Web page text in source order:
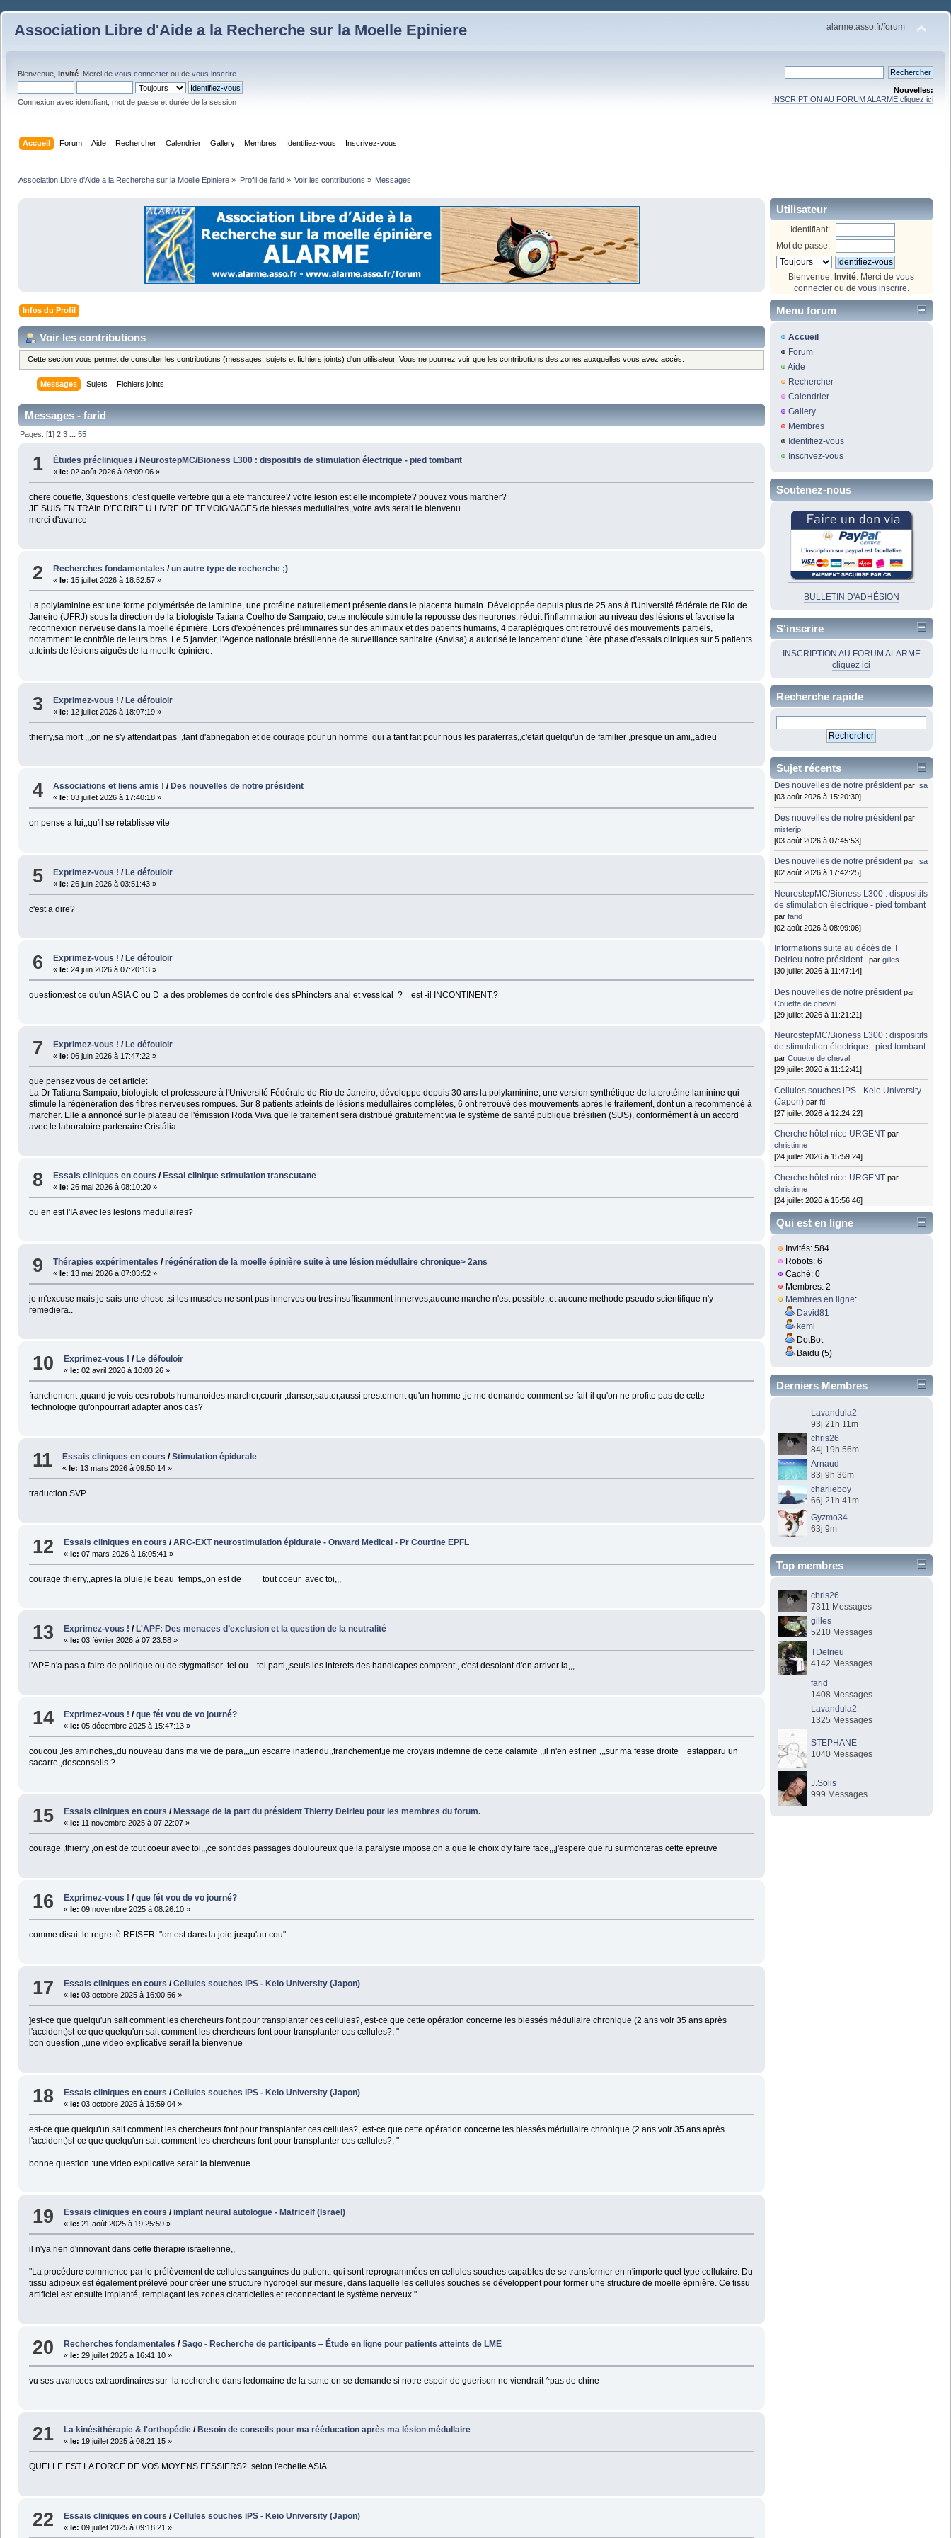
Association Libre d'Aide a la Recherche sur la Moelle Epiniere alarme.asso.fr/forum
Bienvenue, Invité . Merci de vous connecter ou de vous inscrire
Connexion avec identifiant, mot de passe et durée de la session
Nouvelles:
INSCRIPTION AU FORUM ALARME cliquez ici
Accueil Forum Aide Rechercher Calendrier Gallery Membres Identifiez-vous Inscrivez-vous
Association Libre d'Aide a la Recherche sur la Moelle Epiniere » Profil de farid» Voir les contributions » Messages
Infos du Profil
Voir les contributions
Cette section vous permet de consulter les contributions (messages, sujets et fichiers joints) d'un utilisateur. Vous ne pourrez voir que les contributions des zones auxquelles vous avez accès.
Messages Sujets Fichiers joints
Messages - farid
Pages: [1]2 3 ...55
1 Études précliniques/ NeurostepMC/Bioness L300 : dispositifs de stimulation électrique - pied tombant
«le: 02 août 2026 à 08:09:06 »
chere couette, 3questions: c'est quelle vertebre qui a ete francturee? votre lesion est elle incomplete? pouvez vous marcher?
JE SUIS EN TRAIn D'ECRIRE U LIVRE DE TEMOiGNAGES de blesses medullaires,,votre avis serait le bienvenu
merci d'avance
2 Recherches fondamentales /un autre type de recherche ;)
« le: 15 juillet 2026 à 18:52:57 »
La polylaminine est une forme polymérisée de laminine, une protéine naturellement présente dans le placenta humain. Développée depuis plus de 25 ans à l'Université fédérale de Rio de
Janeiro (UFRJ) sous la direction de la biologiste Tatiana Coelho de Sampaio, cette molécule stimule la repousse des neurones, réduit l'inflammation au niveau des lésions et favorise la
reconnexion nerveuse dans la moelle épinière. Lors d'expériences préliminaires sur des animaux et des patients humains, 4 paraplégiques ont retrouvé des mouvements partiels,
notamment le contrôle de leurs bras. Le 5 janvier, l'Agence nationale brésilienne de surveillance sanitaire (Anvisa) a autorisé le lancement d'une 1ère phase d'essais cliniques sur 5 patients
atteints de lésions aiguës de la moelle épinière.
3 Exprimez-vous ! /Le défouloir
«le: 12 juillet 2026 à 18:07:19 »
thierry,sa mort ,,,on ne s'y attendait pas ,tant d'abnegation et de courage pour un homme qui a tant fait pour nous les paraterras,,c'etait quelqu'un de familier ,presque un ami,,adieu
4 Associations et liens amis ! / Des nouvelles de notre président
« le: 03 juillet 2026 à 17:40:18 »
on pense a lui,,qu'il se retablisse vite
5 Exprimez-vous ! /Le défouloir
«le: 26 juin 2026 à 03:51:43 »
c'est a dire?
6 Exprimez-vous ! / Le défouloir
« le: 24 juin 2026 à 07:20:13 »
question:est ce qu'un ASIA C ou D a des problemes de controle des sPhincters anal et vessIcal ? est -il INCONTINENT,?
7 Exprimez-vous ! /Le défouloir
«le: 06 juin 2026 à 17:47:22 »
que pensez vous de cet article:
La Dr Tatiana Sampaio, biologiste et professeure à l'Université Fédérale de Rio de Janeiro, développe depuis 30 ans la polylaminine, une version synthétique de la protéine laminine qui
stimule la régénération des fibres nerveuses rompues. Sur 8 patients atteints de lésions médullaires complètes, 6 ont retrouvé des mouvements après le traitement, dont un a recommencé à
marcher. Elle a annoncé sur le plateau de l'émission Roda Viva que le traitement sera distribué gratuitement via le système de santé publique brésilien (SUS), conformément à un accord
avec le laboratoire partenaire Cristália.
8 Essais cliniques en cours / Essai clinique stimulation transcutane
«le: 26 mai 2026 à 08:10:20 »
ou en est l'IA avec les lesions medullaires?
9 Thérapies expérimentales /régénération de la moelle épinière suite à une lésion médullaire chronique> 2ans
«le: 13 mai 2026 à 07:03:52 »
je m'excuse mais je sais une chose :si les muscles ne sont pas innerves ou tres insuffisamment innerves,aucune marche n'est possible,,et aucune methode pseudo scientifique n'y
remediera..
10 Exprimez-vous ! / Le défouloir
«le: 02 avril 2026 à 10:03:26 »
franchement ,quand je vois ces robots humanoides marcher,courir ,danser,sauter,aussi prestement qu'un homme ,je me demande comment se fait-il qu'on ne profite pas de cette
technologie qu'onpourrait adapter anos cas?
11 Essais cliniques en cours /Stimulation épidurale
«le: 13 mars 2026 à 09:50:14 »
traduction SVP
12 Essais cliniques en cours /ARC-EXT neurostimulation épidurale - Onward Medical - Pr Courtine EPFL
«le: 07 mars 2026 à 16:05:41 »
courage thierry,,apres la pluie,le beau temps,,on est de tout coeur avec toi,,,
13 Exprimez-vous ! /L'APF: Des menaces d’exclusion et la question de la neutralité
«le: 03 février 2026 à 07:23:58 »
l'APF n'a pas a faire de polirique ou de stygmatiser tel ou tel parti,,seuls les interets des handicapes comptent,, c'est desolant d'en arriver la,,,
14 Exprimez-vous ! /que fét vou de vo journé?
«le: 05 décembre 2025 à 15:47:13 »
coucou ,les aminches,,du nouveau dans ma vie de para,,,un escarre inattendu,,franchement,je me croyais indemne de cette calamite ,,il n'en est rien ,,,sur ma fesse droite estapparu un
sacarre,,desconseils ?
15 Essais cliniques en cours / Message de la part du président Thierry Delrieu pour les membres du forum.
« le: 11 novembre 2025 à 07:22:07 »
courage ,thierry ,on est de tout coeur avec toi,,,ce sont des passages douloureux que la paralysie impose,on a que le choix d'y faire face,,,j'espere que ru surmonteras cette epreuve
16 Exprimez-vous ! /que fét vou de vo journé?
«le: 09 novembre 2025 à 08:26:10 »
comme disait le regrettè REISER :"on est dans la joie jusqu'au cou"
17 Essais cliniques en cours /Cellules souches iPS - Keio University (Japon)
« le: 03 octobre 2025 à 16:00:56 »
]est-ce que quelqu'un sait comment les chercheurs font pour transplanter ces cellules?, est-ce que cette opération concerne les blessés médullaire chronique (2 ans voir 35 ans après
l'accident)st-ce que quelqu'un sait comment les chercheurs font pour transplanter ces cellules?, "
bon question ,,une video explicative serait la bienvenue
18 Essais cliniques en cours /Cellules souches iPS - Keio University (Japon)
«le: 03 octobre 2025 à 15:59:04 »
est-ce que quelqu'un sait comment les chercheurs font pour transplanter ces cellules?, est-ce que cette opération concerne les blessés médullaire chronique (2 ans voir 35 ans après
l'accident)st-ce que quelqu'un sait comment les chercheurs font pour transplanter ces cellules?, "
bonne question :une video explicative serait la bienvenue
19 Essais cliniques en cours / implant neural autologue - Matricelf (Israël)
« le: 21 août 2025 à 19:25:59 »
il n'ya rien d'innovant dans cette therapie israelienne,,
"La procédure commence par le prélèvement de cellules sanguines du patient, qui sont reprogrammées en cellules souches capables de se transformer en n'importe quel type cellulaire. Du
tissu adipeux est également prélevé pour créer une structure hydrogel sur mesure, dans laquelle les cellules souches se développent pour former une structure de moelle épinière. Ce tissu
artificiel est ensuite implanté, remplaçant les zones cicatricielles et reconnectant le système nerveux."
20 Recherches fondamentales /Sago - Recherche de participants – Étude en ligne pour patients atteints de LME
«le: 29 juillet 2025 à 16:41:10 »
vu ses avancees extraordinaires sur la recherche dans ledomaine de la sante,on se demande si notre espoir de guerison ne viendrait ^pas de chine
21 La kinésithérapie & l'orthopédie / Besoin de conseils pour ma rééducation après ma lésion médullaire
« le: 19 juillet 2025 à 08:21:15 »
QUELLE EST LA FORCE DE VOS MOYENS FESSIERS? selon l'echelle ASIA
22 Essais cliniques en cours /Cellules souches iPS - Keio University (Japon)
«le: 09 juillet 2025 à 09:18:21 »
Utilisateur
Identifiant:
Mot de passe:
Bienvenue, Invité . Merci de vous
connecterou de vous inscrire
Menu forum
Accueil
Forum
Aide
Rechercher
Calendrier
Gallery
Membres
Identifiez-vous
Inscrivez-vous
Soutenez-nous
BULLETIN D'ADHÉSION
S'inscrire
INSCRIPTION AU FORUM ALARME
cliquez ici
Recherche rapide
Sujet récents
Des nouvelles de notre président par Isa
[03 août 2026 à 15:20:30]
Des nouvelles de notre président par
misterjp
[03 août 2026 à 07:45:53]
Des nouvelles de notre président par Isa
[02 août 2026 à 17:42:25]
NeurostepMC/Bioness L300 : dispositifs
de stimulation électrique - pied tombant
parfarid
[02 août 2026 à 08:09:06]
Informations suite au décès de T
Delrieu notre président . pargilles
[30 juillet 2026 à 11:47:14]
Des nouvelles de notre président par
Couette de cheval
[29 juillet 2026 à 11:21:21]
NeurostepMC/Bioness L300 : dispositifs
de stimulation électrique - pied tombant
parCouette de cheval
[29 juillet 2026 à 11:12:41]
Cellules souches iPS - Keio University
(Japon) parfti
[27 juillet 2026 à 12:24:22]
Cherche hôtel nice URGENT par
christinne
[24 juillet 2026 à 15:59:24]
Cherche hôtel nice URGENT par
christinne
[24 juillet 2026 à 15:56:46]
Qui est en ligne
Invités: 584
Robots: 6
Caché: 0
Membres: 2
Membres en ligne:
David81
kemi
DotBot
Baidu (5)
Derniers Membres
Lavandula2
93j 21h 11m
chris26
84j 19h 56m
Arnaud
83j 9h 36m
charlieboy
66j 21h 41m
Gyzmo34
63j 9m
Top membres
chris26
7311 Messages
gilles
5210 Messages
TDelrieu
4142 Messages
farid
1408 Messages
Lavandula2
1325 Messages
STEPHANE
1040 Messages
J.Solis
999 Messages